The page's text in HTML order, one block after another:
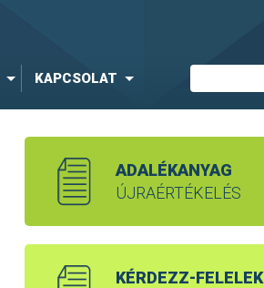
KAPCSOLAT
ADALÉKANYAG
ÚJRAÉRTÉKELÉS
KÉRDEZZ-FELELEK